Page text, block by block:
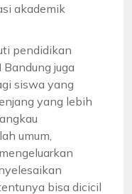
akademik
pendidikan
juga
siswa yang
yang lebih
umum,
bisa dicicil